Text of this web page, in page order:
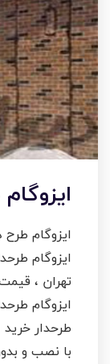
ایزوگام
ایزوگام
ایزوگام
طرحدار خرید
با نصب و